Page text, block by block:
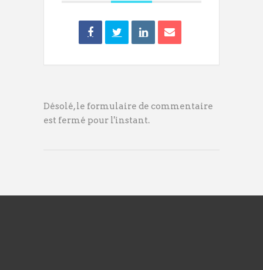
Désolé, le formulaire de commentaire
est fermé pour l'instant.